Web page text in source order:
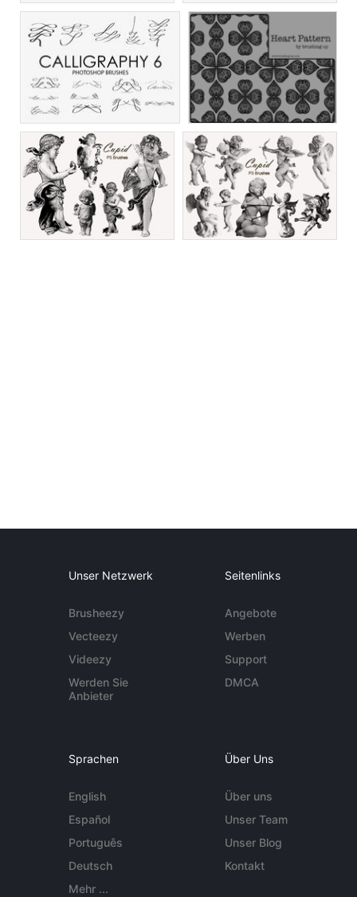
Unser Netzwerk
Brusheezy
Vecteezy
Videezy
Werden Sie
Anbieter
Seitenlinks
Angebote
Werben
Support
DMCA
Sprachen
English
Español
Português
Deutsch
Mehr ...
Über Uns
Über uns
Unser Team
Unser Blog
Kontakt